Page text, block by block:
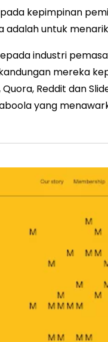
kepimpinan
untuk
industri
mereka
Reddit dan
yang